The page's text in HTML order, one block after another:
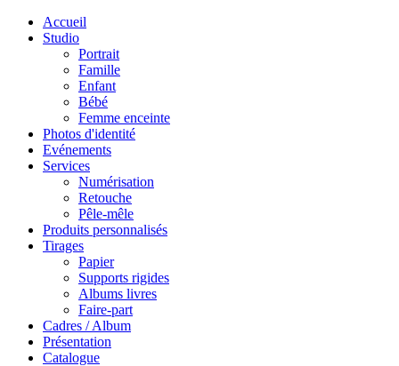
Accueil
Studio
Portrait
Famille
Enfant
Bébé
Femme enceinte
Photos d'identité
Evénements
Services
Numérisation
Retouche
Pêle-mêle
Produits personnalisés
Tirages
Papier
Supports rigides
Albums livres
Faire-part
Cadres / Album
Présentation
Catalogue